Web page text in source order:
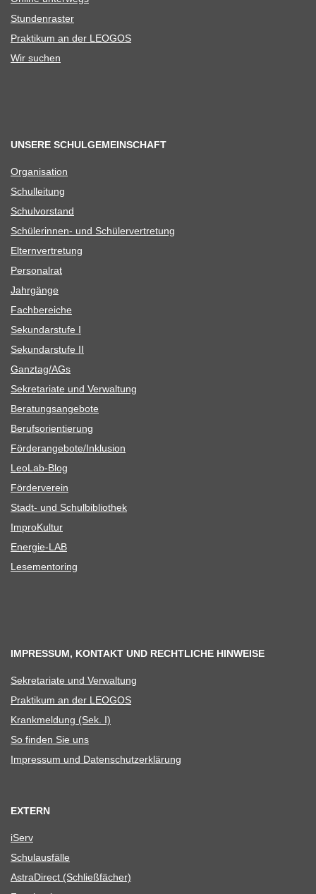
Stun­den­ras­ter
Prak­ti­kum an der LEOGOS
Wir suchen
UNSERE SCHULGEMEINSCHAFT
Orga­ni­sa­tion
Schul­lei­tung
Schul­vor­stand
Schü­le­rin­nen- und Schülervertretung
Eltern­ver­tre­tung
Per­so­nal­rat
Jahr­gänge
Fach­be­rei­che
Sekun­dar­stufe I
Sekun­dar­stufe II
Ganztag/​​AGs
Sekre­ta­riate und Verwaltung
Bera­tungs­an­ge­bote
Berufs­ori­en­tie­rung
Förderangebote/​​Inklusion
Leo­Lab-Blog
För­der­ver­ein
Stadt- und Schulbibliothek
Impro­Kul­tur
Ener­­gie-LAB
Lese­men­to­ring
IMPRESSUM, KONTAKT UND RECHTLICHE HINWEISE
Sekre­ta­riate und Verwaltung
Prak­ti­kum an der LEOGOS
Krank­mel­dung (Sek. I)
So fin­den Sie uns
Impres­sum und Datenschutzerklärung
EXTERN
iServ
Schul­aus­fälle
Astra­Di­rect (Schließ­fä­cher)